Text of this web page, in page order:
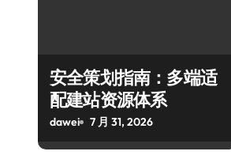
安全策划指南：多端适
配建站资源体系
dawei 7 月 31, 2026